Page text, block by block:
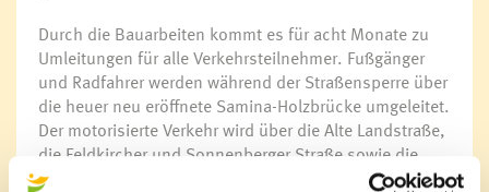
Durch die Bauarbeiten kommt es für acht Monate zu
Umleitungen für alle Verkehrsteilnehmer. Fußgänger
und Radfahrer werden während der Straßensperre über
die heuer neu eröffnete Samina-Holzbrücke umgeleitet.
Der motorisierte Verkehr wird über die Alte Landstraße,
die Feldkircher und Sonnenberger Straße sowie die
Bahnhofsstraße geführt.